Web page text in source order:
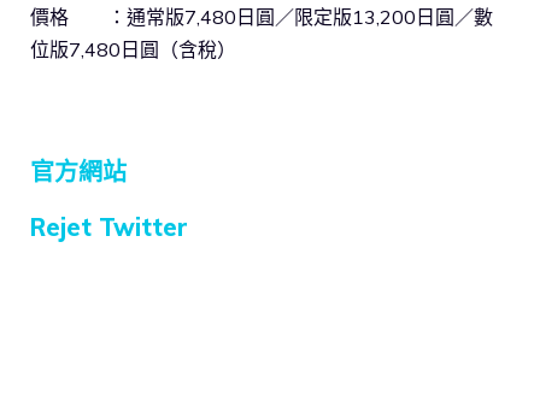
價格 ：通常版7,480日圓／限定版13,200日圓／數
位版7,480日圓（含稅）
官方網站
Rejet Twitter